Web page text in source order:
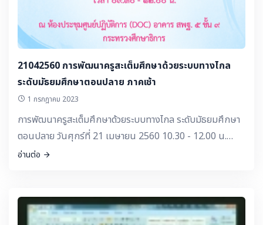
21042560 การพัฒนาครูสะเต็มศึกษาด้วยระบบทางไกล
ระดับมัธยมศึกษาตอนปลาย ภาคเช้า
1 กรกฎาคม 2023
การพัฒนาครูสะเต็มศึกษาด้วยระบบทางไกล ระดับมัธยมศึกษา
ตอนปลาย วันศุกร์ที่ 21 เมษายน 2560 10.30 - 12.00 น.
ตอนที่ 8 การนำเสนอวิธีการแก้ปัญหา ผลการแก้ปัญหา หรือชิ้น
เข้าสู่ชั้นเรียน 14.00 - 15.00 น. ตอนที่ 11 ชี้แจงรายละเอียด
การนำเสนอโครงการสะเต็มศึกษา
อ่านต่อ